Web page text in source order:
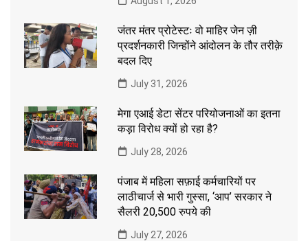
जंतर मंतर प्रोटेस्टः वो माहिर जेन ज़ी
प्रदर्शनकारी जिन्होंने आंदोलन के तौर तरीक़े
बदल दिए
July 31, 2026
मेगा एआई डेटा सेंटर परियोजनाओं का इतना
कड़ा विरोध क्यों हो रहा है?
July 28, 2026
पंजाब में महिला सफ़ाई कर्मचारियों पर
लाठीचार्ज से भारी गुस्सा, ‘आप’ सरकार ने
सैलरी 20,500 रुपये की
July 27, 2026